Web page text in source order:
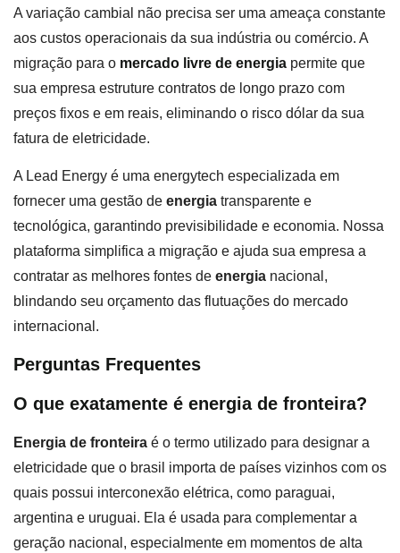
A variação cambial não precisa ser uma ameaça constante
aos custos operacionais da sua indústria ou comércio. A
migração para o mercado livre de energia permite que
sua empresa estruture contratos de longo prazo com
preços fixos e em reais, eliminando o risco dólar da sua
fatura de eletricidade.
A Lead Energy é uma energytech especializada em
fornecer uma gestão de energia transparente e
tecnológica, garantindo previsibilidade e economia. Nossa
plataforma simplifica a migração e ajuda sua empresa a
contratar as melhores fontes de energia nacional,
blindando seu orçamento das flutuações do mercado
internacional.
Perguntas Frequentes
O que exatamente é energia de fronteira?
Energia de fronteira é o termo utilizado para designar a
eletricidade que o brasil importa de países vizinhos com os
quais possui interconexão elétrica, como paraguai,
argentina e uruguai. Ela é usada para complementar a
geração nacional, especialmente em momentos de alta